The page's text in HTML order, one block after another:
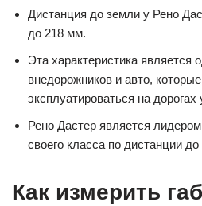
Дистанция до земли у Рено
до 218 мм.
Эта характеристика является
внедорожников и авто,
эксплуатироваться на
Рено Дастер является
своего класса по дистанции
Как измерить